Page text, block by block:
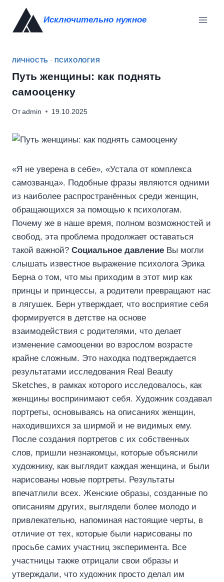
Перейти
содержимому
Исключительно нужное
ЛИЧНОСТЬ · ПСИХОЛОГИЯ
Путь женщины: как поднять
самооценку
От admin 19.10.2025
«Я не уверена в себе», «Устала от комплекса
самозванца». Подобные фразы являются одними
из наиболее распространённых среди женщин,
обращающихся за помощью к психологам.
Почему же в наше время, полном возможностей и
свобод, эта проблема продолжает оставаться
такой важной? Социальное давление Вы могли
слышать известное выражение психолога Эрика
Берна о том, что мы приходим в этот мир как
принцы и принцессы, а родители превращают нас
в лягушек. Берн утверждает, что восприятие себя
формируется в детстве на основе
взаимодействия с родителями, что делает
изменение самооценки во взрослом возрасте
крайне сложным. Это находка подтверждается
результатами исследования Real Beauty
Sketches, в рамках которого исследовалось, как
женщины воспринимают себя. Художник создавал
портреты, основываясь на описаниях женщин,
находившихся за ширмой и не видимых ему.
После создания портретов с их собственных
слов, пришли незнакомцы, которые объяснили
художнику, как выглядит каждая женщина, и были
нарисованы новые портреты. Результаты
впечатлили всех. Женские образы, созданные по
описаниям других, выглядели более молодо и
привлекательно, напоминая настоящие черты, в
отличие от тех, которые были нарисованы по
просьбе самих участниц эксперимента. Все
участницы также отрицали свои образы и
утверждали, что художник просто делал им